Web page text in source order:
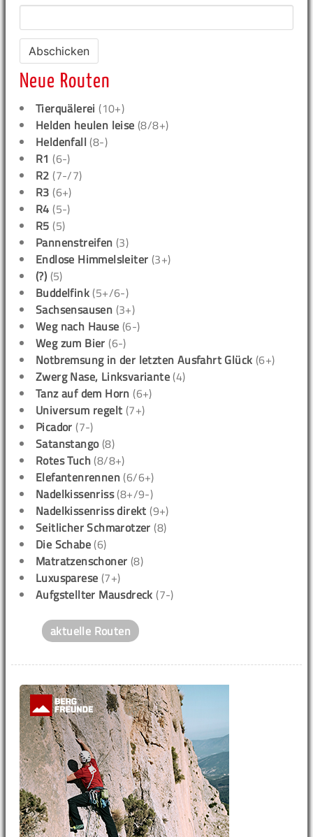
Neue Routen
Tierquälerei (10+)
Helden heulen leise (8/8+)
Heldenfall (8-)
R1 (6-)
R2 (7-/7)
R3 (6+)
R4 (5-)
R5 (5)
Pannenstreifen (3)
Endlose Himmelsleiter (3+)
(?) (5)
Buddelfink (5+/6-)
Sachsensausen (3+)
Weg nach Hause (6-)
Weg zum Bier (6-)
Notbremsung in der letzten Ausfahrt Glück (6+)
Zwerg Nase, Linksvariante (4)
Tanz auf dem Horn (6+)
Universum regelt (7+)
Picador (7-)
Satanstango(8)
Rotes Tuch (8/8+)
Elefantenrennen (6/6+)
Nadelkissenriss(8+/9-)
Nadelkissenriss direkt (9+)
Seitlicher Schmarotzer (8)
Die Schabe (6)
Matratzenschoner (8)
Luxusparese (7+)
Aufgstellter Mausdreck (7-)
aktuelle Routen